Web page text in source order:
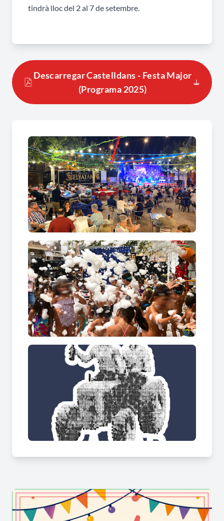
tindrà lloc del 2 al 7 de setembre.
Descarregar Castelldans - Festa Major
(Programa 2025)